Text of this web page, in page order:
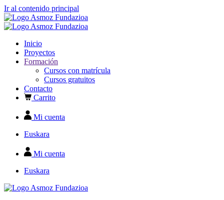
Ir al contenido principal
Inicio
Proyectos
Formación
Cursos con matrícula
Cursos gratuitos
Contacto
Carrito
Mi cuenta
Euskara
Mi cuenta
Euskara